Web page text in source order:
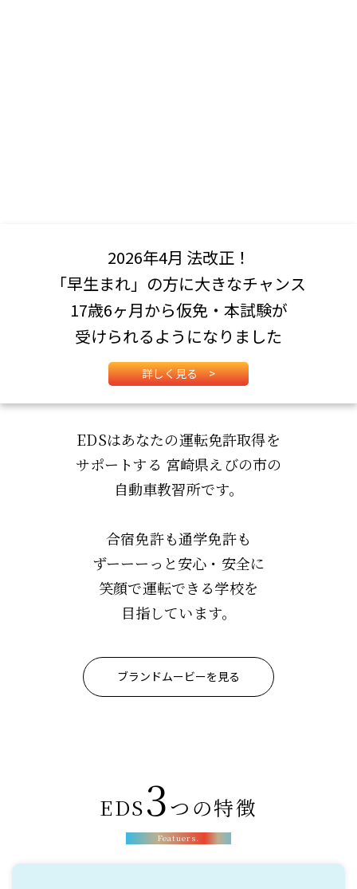
2026年4月 法改正！
「早生まれ」の方に大きなチャンス
17歳6ヶ月から仮免・本試験が
受けられるようになりました
詳しく見る >
EDSはあなたの運転免許取得を
サポートする 宮崎県えびの市の
自動車教習所です。
合宿免許も通学免許も
ずーーーっと安心・安全に
笑顔で運転できる学校を
目指しています。
ブランドムービーを見る
EDS3つの特徴
Featuers.